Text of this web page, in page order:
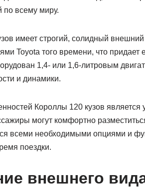
по всему миру.
имеет строгий, солидный
Toyota того времени, что придает
1,4- или 1,6-литровым
и динамики.
Короллы 120 кузов является
могут комфортно
всеми необходимыми опциями и
поездки.
внешнего